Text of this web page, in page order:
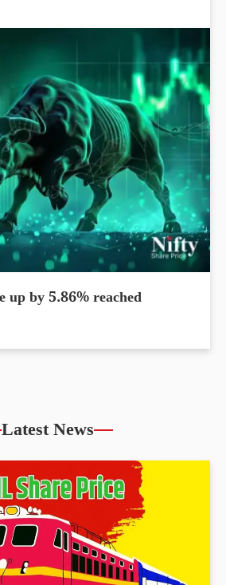
Share Price slips 29.81%
Latest News